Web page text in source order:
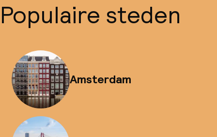
Populaire steden
Amsterdam